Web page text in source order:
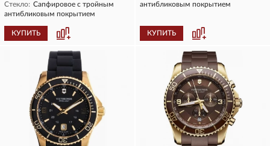
Стекло: Сапфировое с тройным
антибликовым покрытием
КУПИТЬ
антибликовым покрытием
КУПИТЬ